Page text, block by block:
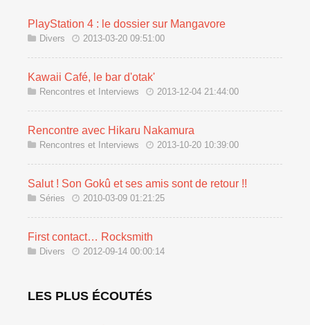
PlayStation 4 : le dossier sur Mangavore
Divers 2013-03-20 09:51:00
Kawaii Café, le bar d'otak'
Rencontres et Interviews 2013-12-04 21:44:00
Rencontre avec Hikaru Nakamura
Rencontres et Interviews 2013-10-20 10:39:00
Salut ! Son Gokû et ses amis sont de retour !!
Séries 2010-03-09 01:21:25
First contact… Rocksmith
Divers 2012-09-14 00:00:14
LES PLUS ÉCOUTÉS